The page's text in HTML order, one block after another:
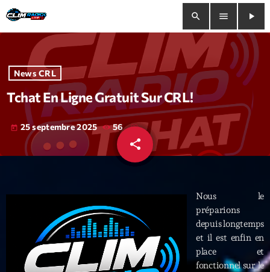
search menu
play_arrow
close
play_arrow Clim Radio Live
Bienvenue
Le Tchat De CRL
Releases
Trends
News CRL
Tchat En Ligne Gratuit Sur CRL!
today 25 septembre 2025 56
share
email
Nous le
préparions
depuis longtemps
et il est enfin en
place et
fonctionnel sur le